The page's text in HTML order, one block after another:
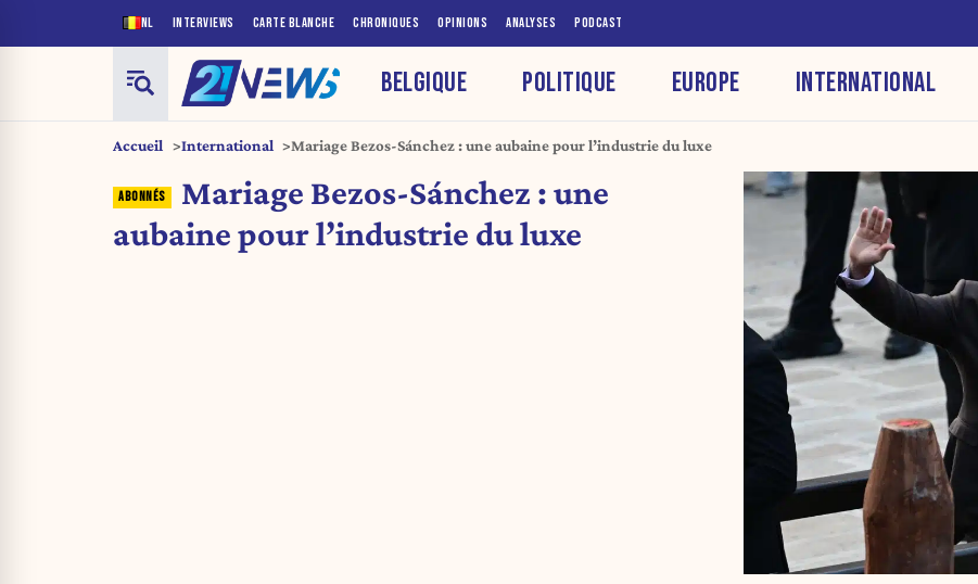
NL INTERVIEWS CARTE BLANCHE CHRONIQUES OPINIONS ANALYSES PODCAST
BELGIQUE POLITIQUE EUROPE INTERNATIONAL
Accueil International Mariage Bezos-Sánchez : une aubaine pour l’industrie du luxe
Mariage Bezos-Sánchez : une
aubaine pour l’industrie du luxe